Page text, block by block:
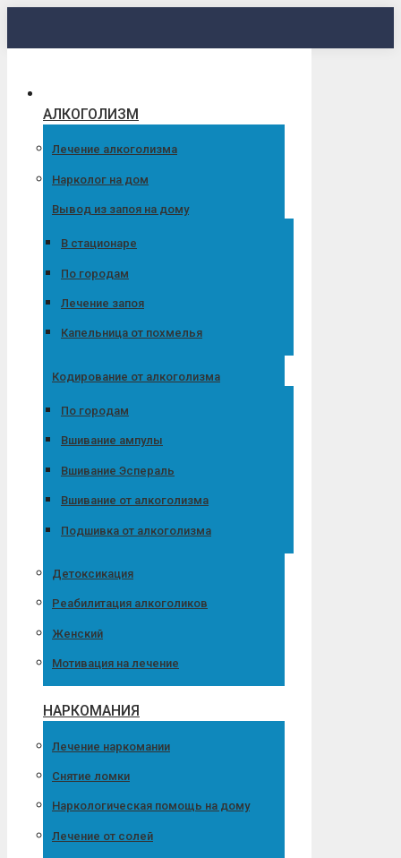
АЛКОГОЛИЗМ
Лечение алкоголизма
Нарколог на дом
Вывод из запоя на дому
В стационаре
По городам
Лечение запоя
Капельница от похмелья
Кодирование от алкоголизма
По городам
Вшивание ампулы
Вшивание Эспераль
Вшивание от алкоголизма
Подшивка от алкоголизма
Детоксикация
Реабилитация алкоголиков
Женский
Мотивация на лечение
НАРКОМАНИЯ
Лечение наркомании
Снятие ломки
Наркологическая помощь на дому
Лечение от солей